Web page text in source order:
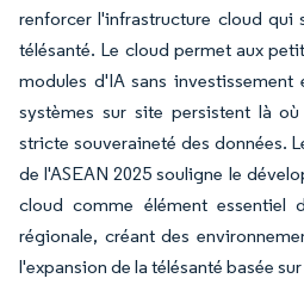
renforcer l'infrastructure cloud qui
télésanté. Le cloud permet aux
modules d'IA sans investissement
systèmes sur site persistent là
stricte souveraineté des données.
de l'ASEAN 2025 souligne le
cloud comme élément essentiel
régionale, créant des
l'expansion de la télésanté basée